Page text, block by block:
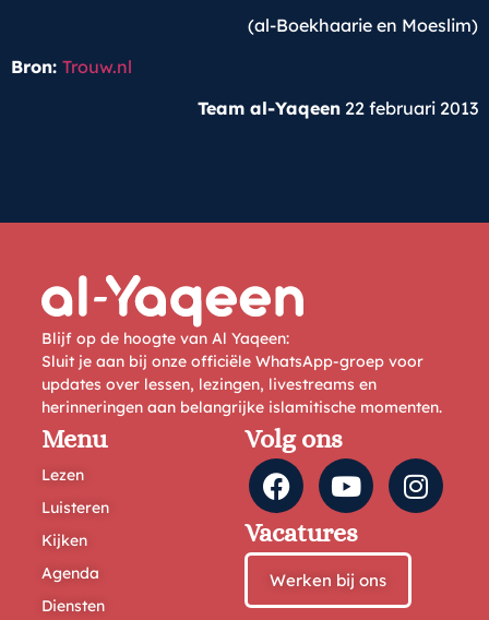
(al-Boekhaarie en Moeslim)
Bron: Trouw.nl
Team al-Yaqeen 22 februari 2013
Blijf op de hoogte van Al Yaqeen:
Sluit je aan bij onze officiële WhatsApp-groep voor
updates over lessen, lezingen, livestreams en
herinneringen aan belangrijke islamitische momenten.
Menu
Lezen
Luisteren
Kijken
Agenda
Diensten
Volg ons
Vacatures
Werken bij ons